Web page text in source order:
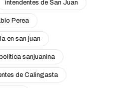
intendentes de San Juan
Perea
en san juan
sanjuanina
de Calingasta